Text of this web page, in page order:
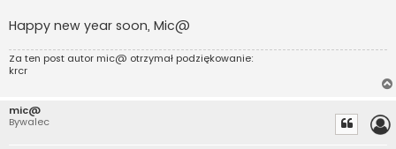
Happy new year soon, Mic@
Za ten post autor mic@ otrzymał podziękowanie:
krcr
mic@
Bywalec